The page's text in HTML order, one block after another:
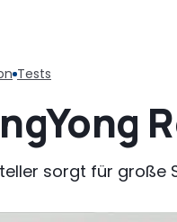
Tests
sorgt für große